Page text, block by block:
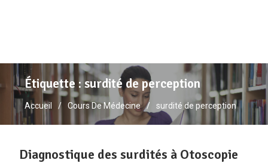
Étiquette :surdité de perception
Accueil Cours De Médecine surdité de perception
Diagnostique des surdités à Otoscopie